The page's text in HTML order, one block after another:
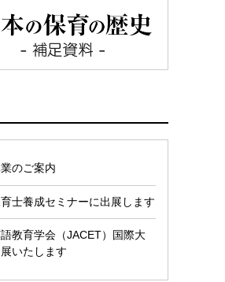
のご案内
士養成セミナーに出展します
教育学会（JACET）国際大
いたします